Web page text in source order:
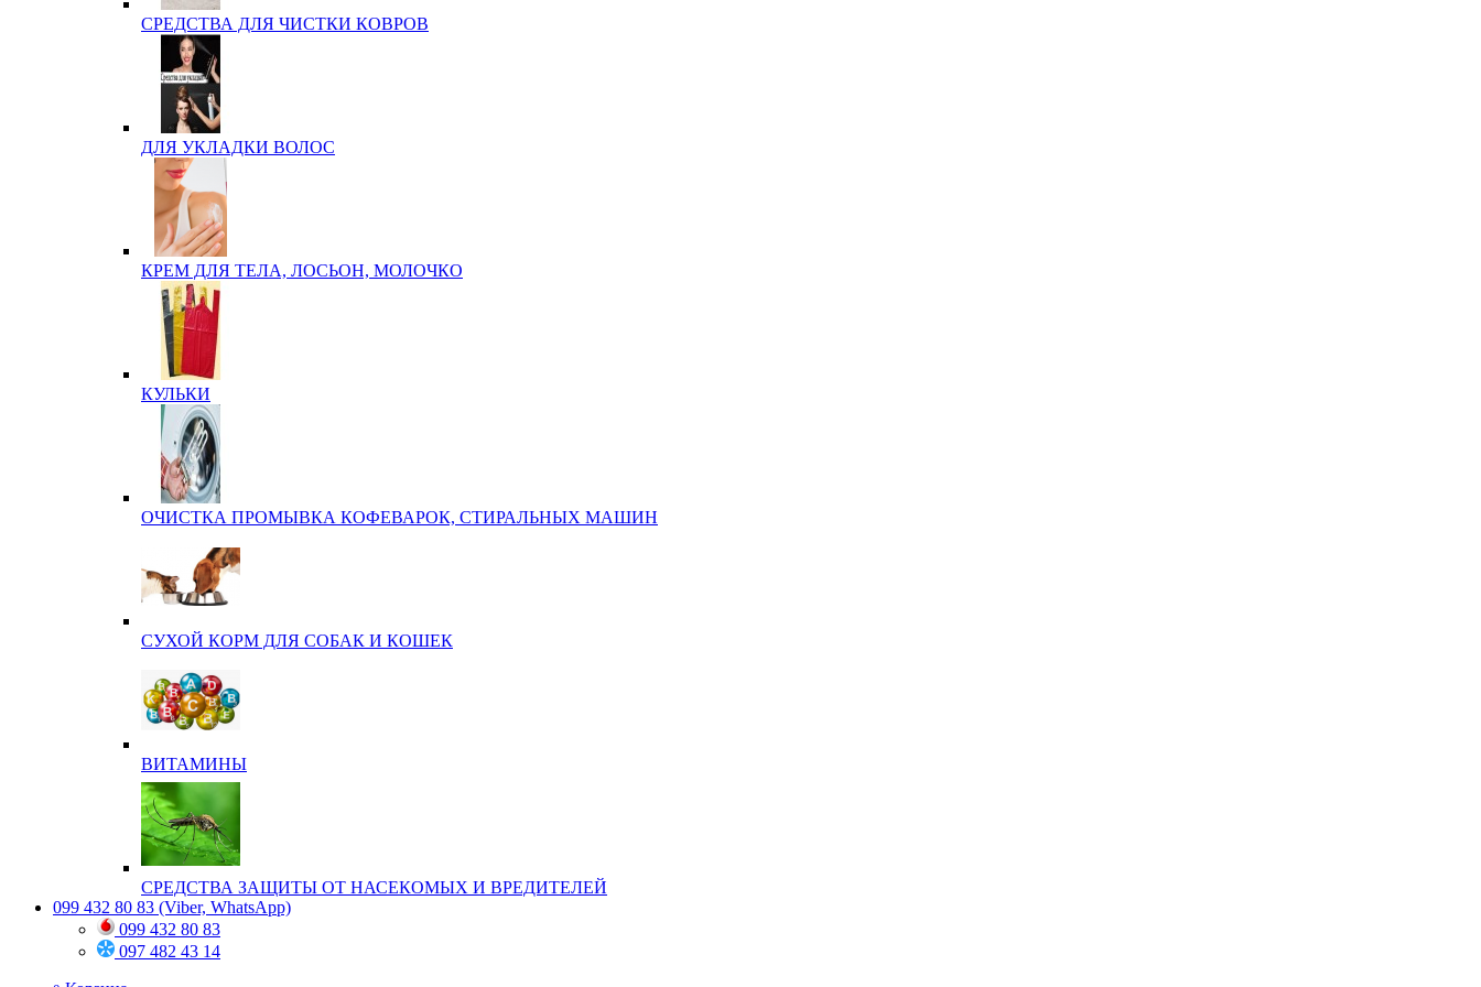
СРЕДСТВА ДЛЯ ЧИСТКИ КОВРОВ
ДЛЯ УКЛАДКИ ВОЛОС
КРЕМ ДЛЯ ТЕЛА, ЛОСЬОН, МОЛОЧКО
КУЛЬКИ
ОЧИСТКА ПРОМЫВКА КОФЕВАРОК, СТИРАЛЬНЫХ МАШИН
СУХОЙ КОРМ ДЛЯ СОБАК И КОШЕК
ВИТАМИНЫ
СРЕДСТВА ЗАЩИТЫ ОТ НАСЕКОМЫХ И ВРЕДИТЕЛЕЙ
099 432 80 83 (Viber, WhatsApp)
099 432 80 83
097 482 43 14